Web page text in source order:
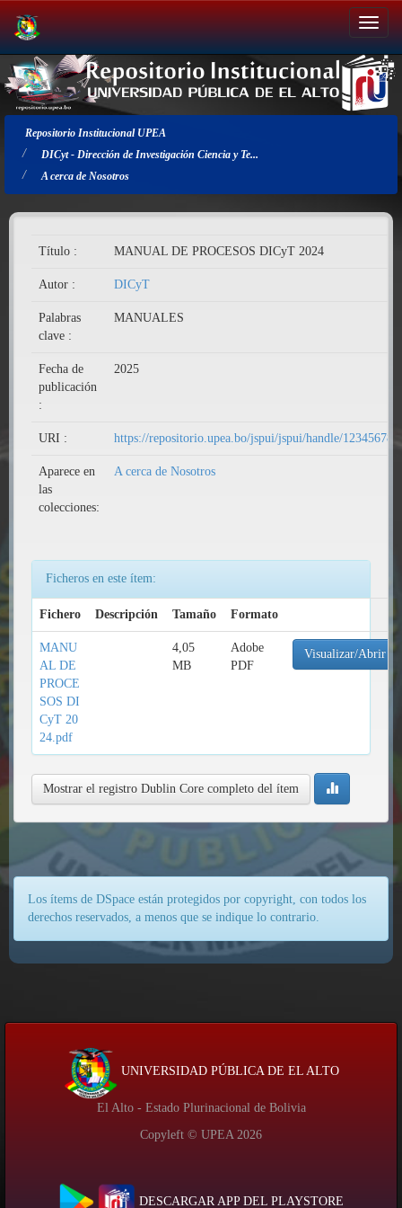
Salir
de
la
navegación
Repositorio Institucional UPEA
DICyt - Dirección de Investigación Ciencia y Te...
A cerca de Nosotros
Título : MANUAL DE PROCESOS DICyT 2024
Autor : DICyT
Palabras
clave :
MANUALES
Fecha de
publicación
:
2025
URI : https://repositorio.upea.bo/jspui/jspui/handle/
Aparece en
las
colecciones:
A cerca de Nosotros
Ficheros en este ítem:
Fichero Descripción Tamaño Formato
MANU
AL DE
PROCE
SOS DI
CyT 20
24.pdf
4,05
MB
Adobe
PDF
Visualizar/Abrir
Mostrar el registro Dublin Core completo del ítem
Los ítems de DSpace están protegidos por copyright, con todos los
derechos reservados, a menos que se indique lo contrario.
UNIVERSIDAD PÚBLICA DE EL ALTO
El Alto - Estado Plurinacional de Bolivia
Copyleft © UPEA 2026
DESCARGAR APP DEL PLAYSTORE